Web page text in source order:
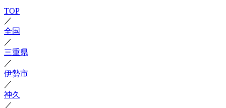
TOP
／
全国
／
三重県
／
伊勢市
／
神久
／